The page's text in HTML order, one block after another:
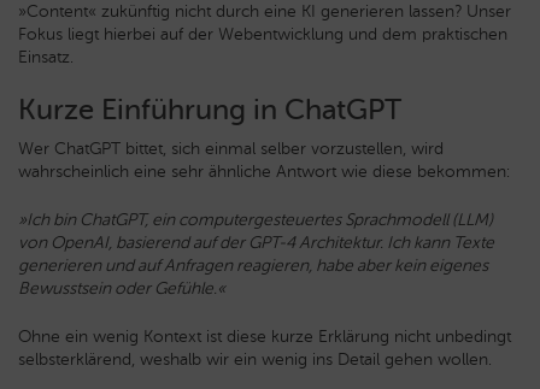
»Content« zukünftig nicht durch eine KI generieren lassen? Unser
Fokus liegt hierbei auf der Webentwicklung und dem praktischen
Einsatz.
Kurze Einführung in ChatGPT
Wer ChatGPT bittet, sich einmal selber vorzustellen, wird
wahrscheinlich eine sehr ähnliche Antwort wie diese bekommen:
»Ich bin ChatGPT, ein computergesteuertes Sprachmodell (LLM)
von OpenAI, basierend auf der GPT-4 Architektur. Ich kann Texte
generieren und auf Anfragen reagieren, habe aber kein eigenes
Bewusstsein oder Gefühle.«
Ohne ein wenig Kontext ist diese kurze Erklärung nicht unbedingt
selbsterklärend, weshalb wir ein wenig ins Detail gehen wollen.